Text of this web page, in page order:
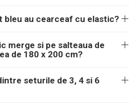
bleu au cearceaf cu elastic?
merge si pe salteaua de
de 180 x 200 cm?
seturile de 3, 4 si 6